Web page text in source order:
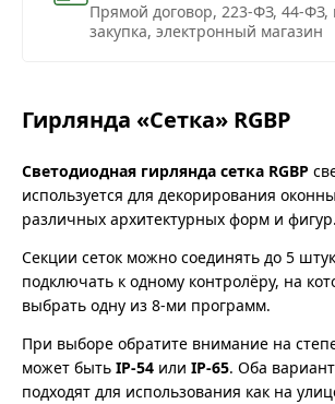
Прямой договор, 223-ФЗ, 44-ФЗ,
закупка, электронный магазин
Гирлянда «Сетка» RGBP
Светодиодная гирлянда сетка RGBP
используется для декорирования
различных архитектурных форм и фигур.
Секции сеток можно соединять до 5
подключать к одному контролёру, на
выбрать одну из 8-ми программ.
При выборе обратите внимание на
может быть IP-54 или IP-65. Оба
подходят для использования как на